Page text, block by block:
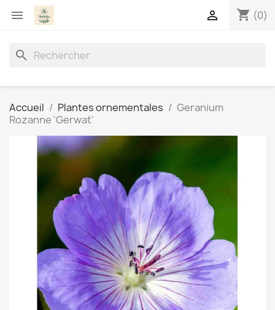
 shopping_cart (0)

search
Accueil Plantes ornementales
Geranium
Rozanne 'Gerwat'